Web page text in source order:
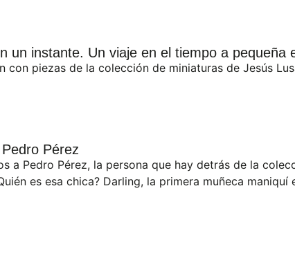
un instante. Un viaje en el tiempo a pequeña
con piezas de la colección de miniaturas de Jesús
Pérez
a Pedro Pérez, la persona que hay detrás de la
es esa chica? Darling, la primera muñeca